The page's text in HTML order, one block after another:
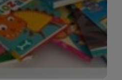
co warto przeczytać
pierwsze.